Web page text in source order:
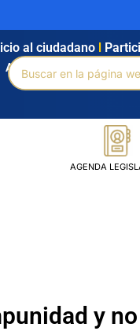
Agendamiento Intranet
al ciudadano
Buscar
por:
AGENDA
y